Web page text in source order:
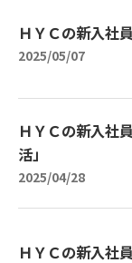
ＨＹＣの新入社
2025/05/07
ＨＹＣの新入社
活」
2025/04/28
ＨＹＣの新入社